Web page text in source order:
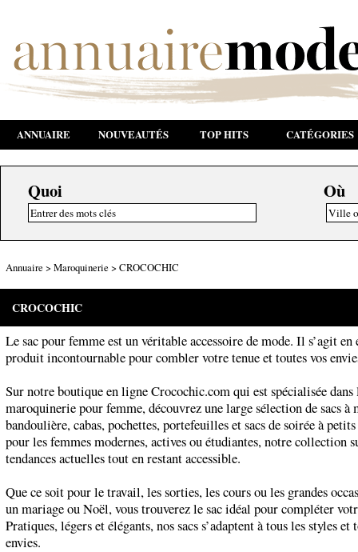
ANNUAIRE NOUVEAUTÉS TOP HITS CATÉGORIES
Quoi Où
Annuaire > Maroquinerie > CROCOCHIC
CROCOCHIC
Le sac pour femme est un véritable accessoire de mode. Il s’agit en
produit incontournable pour combler votre tenue et toutes vos
Sur notre boutique en ligne Crocochic.com qui est spécialisée dans
maroquinerie pour femme, découvrez une large sélection de sacs à
bandoulière, cabas, pochettes, portefeuilles et sacs de soirée à
pour les femmes modernes, actives ou étudiantes, notre collection
tendances actuelles tout en restant accessible.
Que ce soit pour le travail, les sorties, les cours ou les grandes
un mariage ou Noël, vous trouverez le sac idéal pour compléter
Pratiques, légers et élégants, nos sacs s’adaptent à tous les styles et
envies.